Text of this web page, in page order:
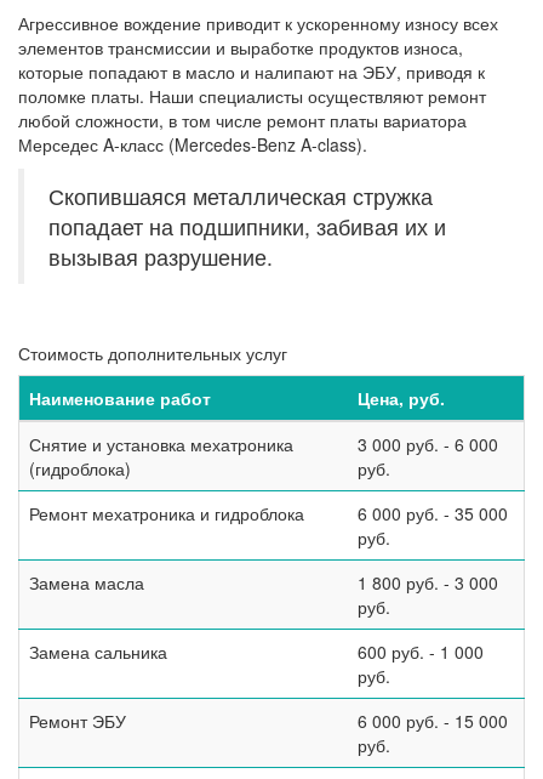
Агрессивное вождение приводит к ускоренному износу всех
элементов трансмиссии и выработке продуктов износа,
которые попадают в масло и налипают на ЭБУ, приводя к
поломке платы. Наши специалисты осуществляют ремонт
любой сложности, в том числе ремонт платы вариатора
Мерседес A-класс (Mercedes-Benz A-class).
Скопившаяся металлическая стружка
попадает на подшипники, забивая их и
вызывая разрушение.
Стоимость дополнительных услуг
Наименование работ
Цена, руб.
Снятие и установка мехатроника
(гидроблока)
3 000 руб. - 6 000
руб.
Ремонт мехатроника и гидроблока
6 000 руб. - 35 000
руб.
Замена масла
1 800 руб. - 3 000
руб.
Замена сальника
600 руб. - 1 000
руб.
Ремонт ЭБУ
6 000 руб. - 15 000
руб.